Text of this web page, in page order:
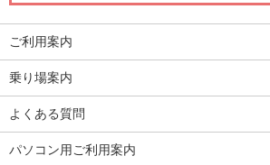
ご利用案内
乗り場案内
よくある質問
パソコン用ご利用案内